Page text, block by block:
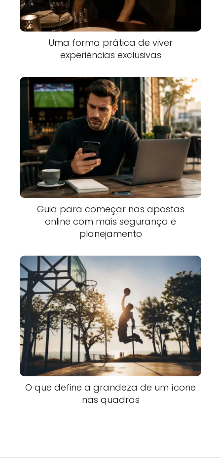
Uma forma prática de viver
experiências exclusivas
Guia para começar nas apostas
online com mais segurança e
planejamento
O que define a grandeza de um ícone
nas quadras